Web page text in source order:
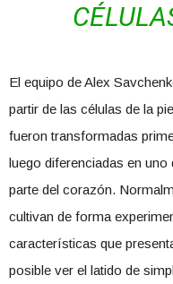
El equipo de Alex
partir de las células de la
fueron transformadas
luego diferenciadas en
parte del corazón.
cultivan de forma
características que
posible ver el latido de